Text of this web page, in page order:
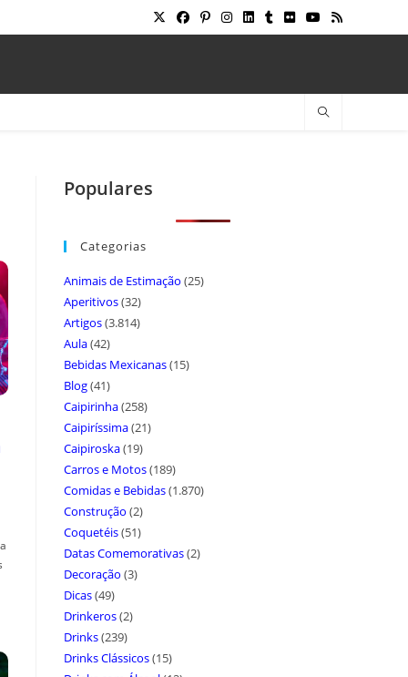
Populares
Categorias
Animais de Estimação (25)
Aperitivos(32)
Artigos(3.814)
Aula(42)
Bebidas Mexicanas(15)
Blog(41)
Caipirinha(258)
Caipiríssima(21)
Caipiroska(19)
Carros e Motos(189)
Comidas e Bebidas(1.870)
Construção (2)
Coquetéis(51)
Datas Comemorativas(2)
Decoração (3)
Dicas(49)
Drinkeros(2)
Drinks(239)
Drinks Clássicos(15)